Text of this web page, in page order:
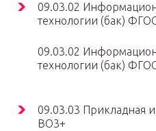
09.03.02
технологии (бак)
09.03.02
технологии (бак)
09.03.03 Прикладная
ВО3+